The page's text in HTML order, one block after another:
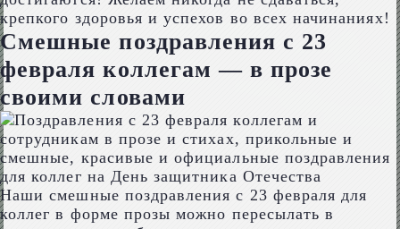
крепкого здоровья и успехов во всех начинаниях!
Смешные поздравления с 23
февраля коллегам — в прозе
своими словами
Наши смешные поздравления с 23 февраля для
коллег в форме прозы можно пересылать в